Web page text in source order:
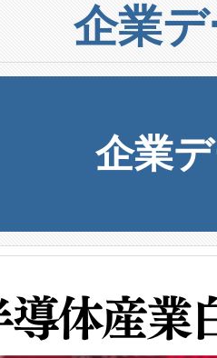
企業
企業